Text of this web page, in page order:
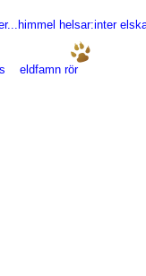
helsar:inter
eldfamn rör